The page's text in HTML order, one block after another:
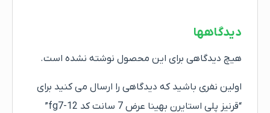
دیدگاهها
هیچ دیدگاهی برای این محصول نوشته نشده است.
اولین نفری باشید که دیدگاهی را ارسال می کنید برای
“قرنیز پلی استایرن بهینا عرض 7 سانت کد fg7-12”